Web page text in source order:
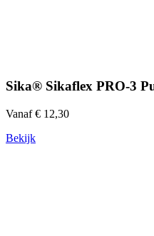
Sika® Sikaflex PRO-3
Vanaf € 12,30
Bekijk